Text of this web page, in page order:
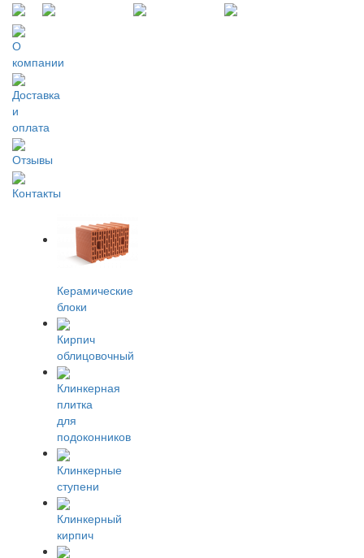
О
компании
Доставка
и
оплата
Отзывы
Контакты
Керамические
блоки
Кирпич
облицовочный
Клинкерная
плитка
для
подоконников
Клинкерные
ступени
Клинкерный
кирпич